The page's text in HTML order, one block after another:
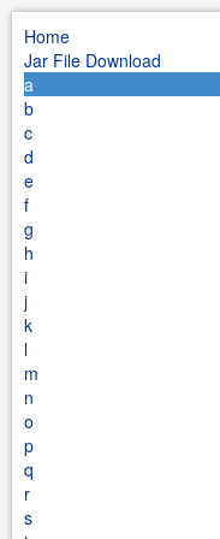
Home
Jar File Download
a
b
c
d
e
f
g
h
i
j
k
l
m
n
o
p
q
r
s